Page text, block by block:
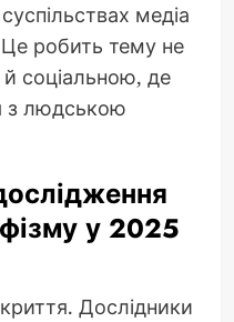
медіа
Це робить тему не
й соціальною, де
з людською
у 2025
Дослідники